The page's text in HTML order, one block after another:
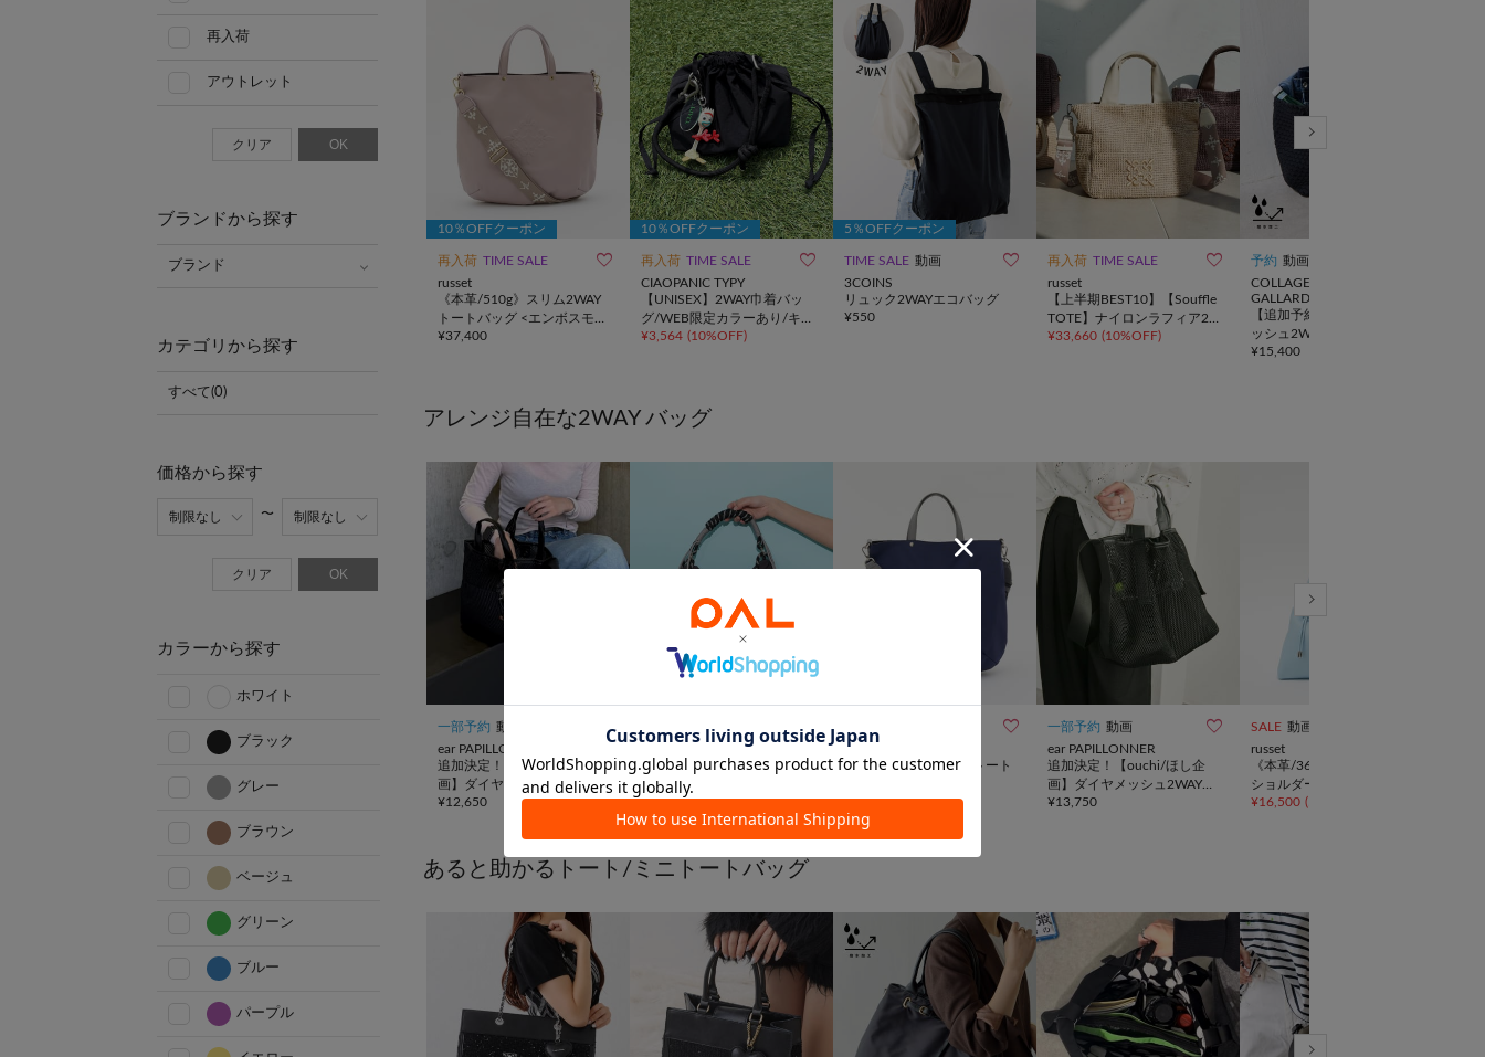
10％OFFクーポン
再入荷 TIME SALE 
russet
《本革/510g》スリム2WAY
トートバッグ <エンボスモノ
グラム>
¥37,400
10％OFFクーポン
再入荷 TIME SALE 
CIAOPANIC TYPY
【UNISEX】2WAY巾着バッ
グ/WEB限定カラーあり/キー
ホルダー付き
¥3,564 (10%OFF)
5％OFFクーポン
TIME SALE 動画 
3COINS
リュック2WAYエコバッグ
¥550
再入荷 TIME SALE 
russet
【上半期BEST10】【Souffle
TOTE】ナイロンラフィア2W
AYトートバッグ
¥33,660 (10%OFF)
予約 動画
COLLAGE
GALLARDAGALANTE
【追加予約受付中】強撥水メ
ッシュ2WAYトートバッグ
¥15,400
アレンジ自在な2WAY バッグ
一部予約 動画 
ear PAPILLONNER
追加決定！【ouchi/ほし企
画】ダイヤメッシュ2WAYト
ートバッグ Sサイズ
¥12,650
TIME SALE WEB限定 
【WEB限定】撥水ナイロン
ハーフムーン2WAYBAG
¥3,300 (50%OFF)

russet
【撥水】スリム2WAYトート
¥25,300
一部予約 動画 
ear PAPILLONNER
追加決定！【ouchi/ほし企
画】ダイヤメッシュ2WAYト
ートバッグLサイズ
¥13,750
SALE 動画
russet
《本革/360g》レザー2WAY
ショルダーバッグ
¥16,500 (
あると助かるトート/ミニトートバッグ
再入荷
アウトレット
クリア OK
ブランドから探す
ブランド
カテゴリから探す
すべて(0)
価格から探す
クリア OK
カラーから探す
ホワイト
ブラック
グレー
ブラウン
ベージュ
グリーン
ブルー
パープル